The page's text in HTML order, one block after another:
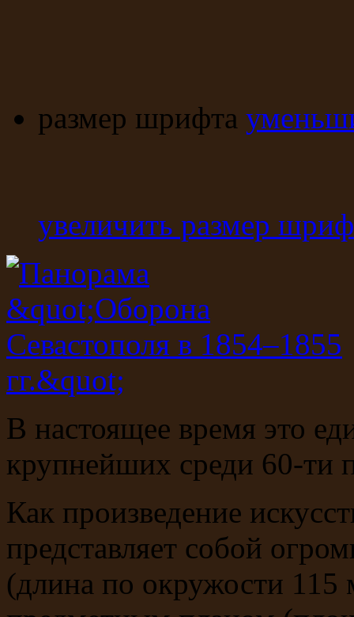
размер шрифта
увеличить размер
В настоящее время это
крупнейших среди 60-ти
Как произведение
представляет собой
(длина по окружости